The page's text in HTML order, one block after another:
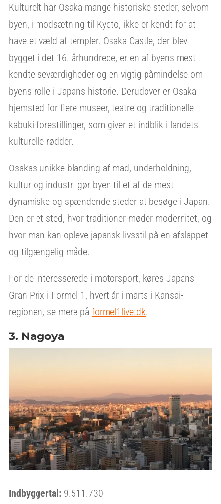
Kulturelt har Osaka mange historiske steder, selvom
byen, i modsætning til Kyoto, ikke er kendt for at
have et væld af templer. Osaka Castle, der blev
bygget i det 16. århundrede, er en af byens mest
kendte seværdigheder og en vigtig påmindelse om
byens rolle i Japans historie. Derudover er Osaka
hjemsted for flere museer, teatre og traditionelle
kabuki-forestillinger, som giver et indblik i landets
kulturelle rødder.
Osakas unikke blanding af mad, underholdning,
kultur og industri gør byen til et af de mest
dynamiske og spændende steder at besøge i Japan.
Den er et sted, hvor traditioner møder modernitet, og
hvor man kan opleve japansk livsstil på en afslappet
og tilgængelig måde.
For de interesserede i motorsport, køres Japans
Gran Prix i Formel 1, hvert år i marts i Kansai-
regionen, se mere på formel1live.dk.
3. Nagoya
Indbyggertal:9.511.730